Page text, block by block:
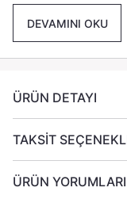
Ürününüzü
Ölçüler :
Çap :8 cm
DEVAMINI OKU
ÜRÜN DETAYI
TAKSİT
ÜRÜN YORUMLARI